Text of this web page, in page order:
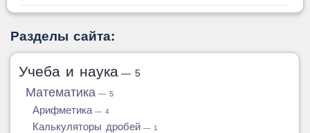
Разделы сайта:
Учеба и наука — 5
Математика — 5
Арифметика — 4
Калькуляторы дробей — 1